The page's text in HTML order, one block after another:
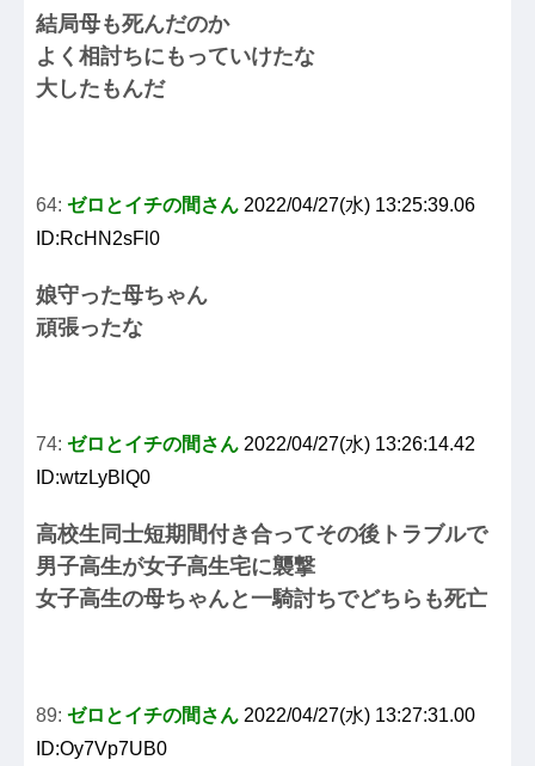
結局母も死んだのか
よく相討ちにもっていけたな
大したもんだ
64: ゼロとイチの間さん 2022/04/27(水) 13:25:39.06
ID:RcHN2sFl0
娘守った母ちゃん
頑張ったな
74: ゼロとイチの間さん 2022/04/27(水) 13:26:14.42
ID:wtzLyBlQ0
高校生同士短期間付き合ってその後トラブルで
男子高生が女子高生宅に襲撃
女子高生の母ちゃんと一騎討ちでどちらも死亡
89: ゼロとイチの間さん 2022/04/27(水) 13:27:31.00
ID:Oy7Vp7UB0